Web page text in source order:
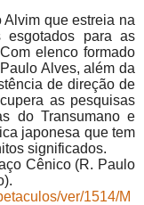
Alvim que estreia na
esgotados para as
elenco formado
Alves, além da
de direção de
as pesquisas
do Transumano e
japonesa que tem
significados.
Cênico (R. Paulo
ver/1514/M